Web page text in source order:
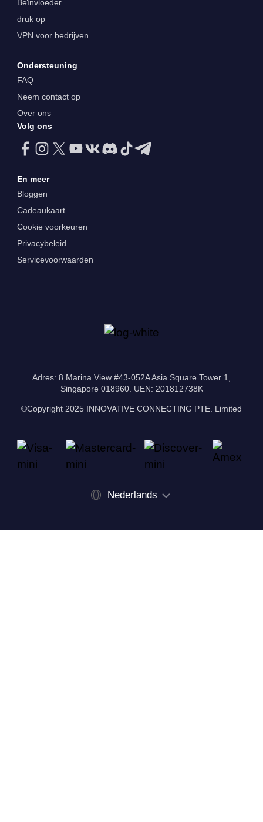
Beïnvloeder
druk op
VPN voor bedrijven
Ondersteuning
FAQ
Neem contact op
Over ons
Volg ons
En meer
Bloggen
Cadeaukaart
Cookie voorkeuren
Privacybeleid
Servicevoorwaarden
Adres: 8 Marina View #43-052A Asia Square Tower 1,
Singapore 018960. UEN: 201812738K
©Copyright 2025 INNOVATIVE CONNECTING PTE. Limited
Nederlands